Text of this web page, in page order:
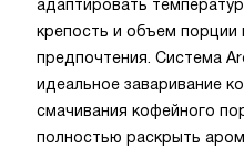
адаптировать
крепость и объем
предпочтения. Система
идеальное заваривание
смачивания кофейного
полностью раскрыть